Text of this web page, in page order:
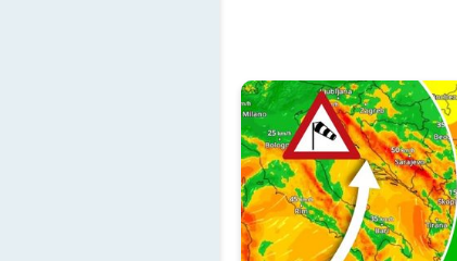
Kako pronaći upozorenje za